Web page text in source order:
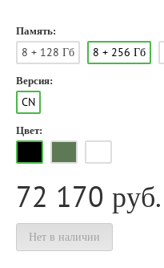
Память:
8 + 128 Гб 8 + 256 Гб
Версия:
CN
Цвет:
72 170 руб.
Нет в наличии